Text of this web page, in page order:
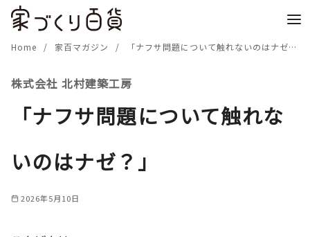
Home 家百マガジン 「ナフサ問題について触れないのはナゼ？」
株式会社 北村建築工房
「ナフサ問題について触れな
いのはナゼ？」
2026年5月10日